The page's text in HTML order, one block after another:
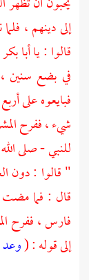
إلى دينهم ،
قالوا : ياأبا
في بضع سنين
فبايعوه على
شيء ، ففرح
للنبي - صلى
" قالوا : دون
قال : فما مضت
فارس ،ففرح
إلى قوله : (وعد